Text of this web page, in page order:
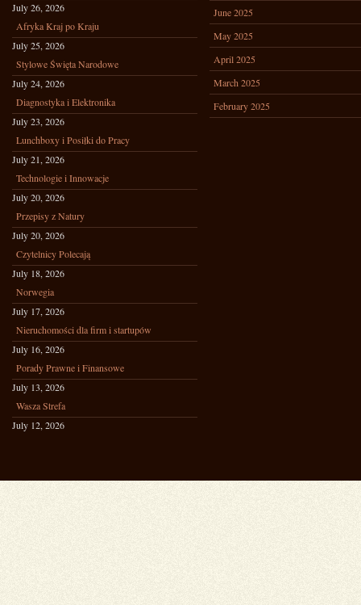
July 26, 2026
Afryka Kraj po Kraju
July 25, 2026
Stylowe Święta Narodowe
July 24, 2026
Diagnostyka i Elektronika
July 23, 2026
Lunchboxy i Posiłki do Pracy
July 21, 2026
Technologie i Innowacje
July 20, 2026
Przepisy z Natury
July 20, 2026
Czytelnicy Polecają
July 18, 2026
Norwegia
July 17, 2026
Nieruchomości dla firm i startupów
July 16, 2026
Porady Prawne i Finansowe
July 13, 2026
Wasza Strefa
July 12, 2026
June 2025
May 2025
April 2025
March 2025
February 2025